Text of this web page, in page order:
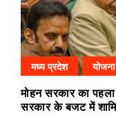
मध्य प्रदेश योजना
मोहन सरकार का
सरकार के बजट में